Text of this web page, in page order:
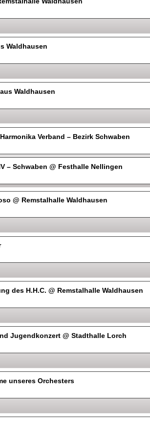
Waldhausen
Waldhausen
Verband – Bezirk Schwaben
– Schwaben@ Festhalle Nellingen
@ Remstalhalle Waldhausen
des H.H.C.@ Remstalhalle Waldhausen
Jugendkonzert@ Stadthalle Lorch
unseres Orchesters